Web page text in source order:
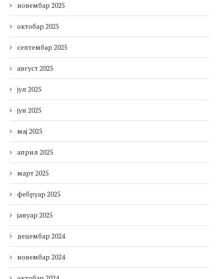
новембар 2025
октобар 2025
септембар 2025
август 2025
јул 2025
јун 2025
мај 2025
април 2025
март 2025
фебруар 2025
јануар 2025
децембар 2024
новембар 2024